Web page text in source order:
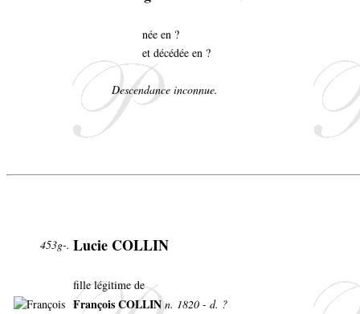
née en ?
et décédée en ?
Descendance inconnue.
453g-. Lucie COLLIN
fille légitime de
François COLLINn. 1820 - d. ?